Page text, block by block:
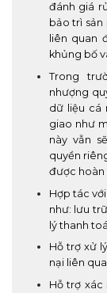
đánh giá
bảo trì
liên quan
khủng bố
Trong
nhượng
dữ liệu cá
giao như
này vẫn
quyền
được hoàn
Hợp tác
như: lưu
lý thanh
Hỗ trợ xử
nại liên
Hỗ trợ